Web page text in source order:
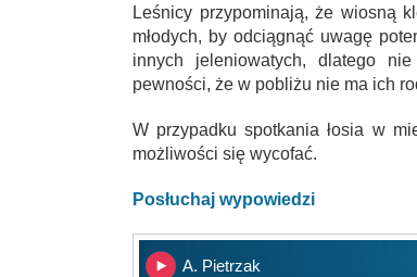
Leśnicy przypominają, że wiosną
młodych, by odciągnąć uwagę
innych jeleniowatych, dlatego
pewności, że w pobliżu nie ma ich
W przypadku spotkania łosia w
możliwości się wycofać.
Posłuchaj wypowiedzi
A. Pietrzak